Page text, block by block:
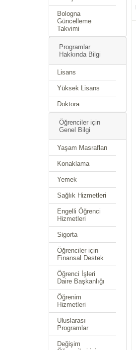
Bologna
Güncelleme
Takvimi
Programlar
Hakkında Bilgi
Lisans
Yüksek Lisans
Doktora
Öğrenciler için
Genel Bilgi
Yaşam Masrafları
Konaklama
Yemek
Sağlık Hizmetleri
Engelli Öğrenci
Hizmetleri
Sigorta
Öğrenciler için
Finansal Destek
Öğrenci İşleri
Daire Başkanlığı
Öğrenim
Hizmetleri
Uluslarası
Programlar
Değişim